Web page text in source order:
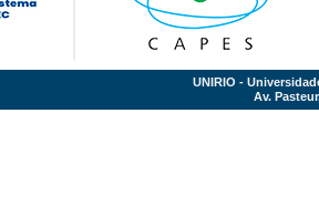
UNIRIO -
Av.